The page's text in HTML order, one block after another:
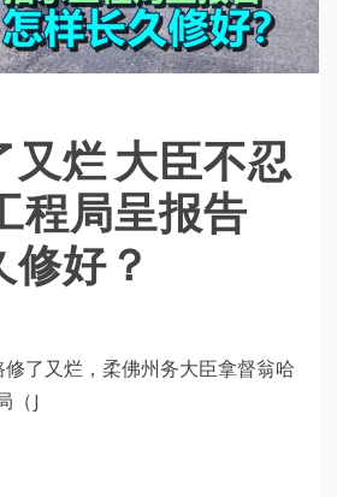
又烂 大臣不忍
程局呈报告
好？
修了又烂，柔佛州务大臣拿督翁哈
（J